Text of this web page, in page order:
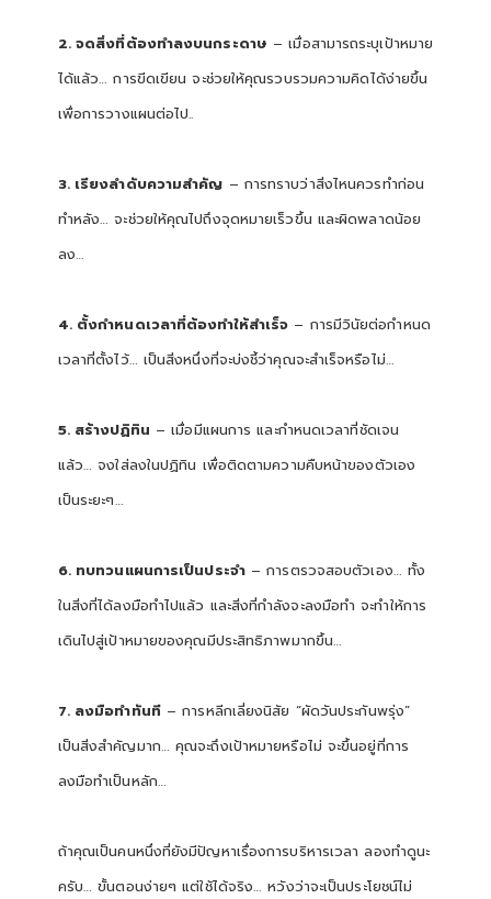
2. จดสิ่งที่ต้องทำลงบนกระดาษ – เมื่อสามารถระบุเป้าหมาย
ได้แล้ว… การขีดเขียน จะช่วยให้คุณรวบรวมความคิดได้ง่ายขึ้น
เพื่อการวางแผนต่อไป..
3. เรียงลำดับความสำคัญ – การทราบว่าสิ่งไหนควรทำก่อน
ทำหลัง… จะช่วยให้คุณไปถึงจุดหมายเร็วขึ้น และผิดพลาดน้อย
ลง…
4. ตั้งกำหนดเวลาที่ต้องทำให้สำเร็จ – การมีวินัยต่อกำหนด
เวลาที่ตั้งไว้… เป็นสิ่งหนึ่งที่จะบ่งชี้ว่าคุณจะสำเร็จหรือไม่…
5. สร้างปฏิทิน – เมื่อมีแผนการ และกำหนดเวลาที่ชัดเจน
แล้ว… จงใส่ลงในปฏิทิน เพื่อติดตามความคืบหน้าของตัวเอง
เป็นระยะๆ…
6. ทบทวนแผนการเป็นประจำ– การตรวจสอบตัวเอง… ทั้ง
ในสิ่งที่ได้ลงมือทำไปแล้ว และสิ่งที่กำลังจะลงมือทำ จะทำให้การ
เดินไปสู่เป้าหมายของคุณมีประสิทธิภาพมากขึ้น…
7. ลงมือทำทันที– การหลีกเลี่ยงนิสัย “ผัดวันประกันพรุ่ง”
เป็นสิ่งสำคัญมาก… คุณจะถึงเป้าหมายหรือไม่ จะขึ้นอยู่ที่การ
ลงมือทำเป็นหลัก…
ถ้าคุณเป็นคนหนึ่งที่ยังมีปัญหาเรื่องการบริหารเวลา ลองทำดูนะ
ครับ… ขั้นตอนง่ายๆ แต่ใช้ได้จริง… หวังว่าจะเป็นประโยชน์ไม่